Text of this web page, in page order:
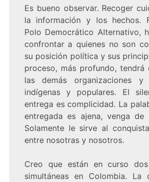
Es bueno observar. Recoger
la información y los hechos.
Polo Democrático Alternativo,
confrontar a quienes no son
su posición política y sus
proceso, más profundo, tendrá
las demás organizaciones y
indígenas y populares. El
entrega es complicidad. La
entregada es ajena, venga de
Solamente le sirve al
entre nosotras y nosotros.
Creo que están en curso dos
simultáneas en Colombia. La